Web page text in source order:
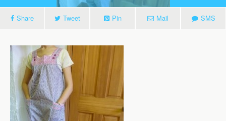
Share Tweet Pin Mail SMS